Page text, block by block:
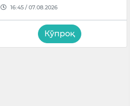
16:45 / 07.08.2026
Кўпроқ